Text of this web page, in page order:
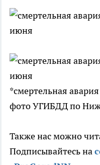
*смертельная
фото УГИБДД по
Также нас можно
Подписывайтесь на